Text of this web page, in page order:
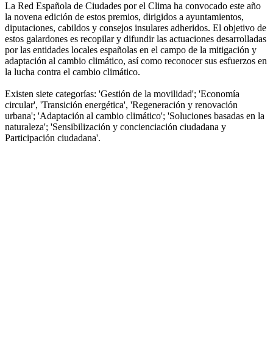
La Red Española de Ciudades por el Clima ha convocado este año
la novena edición de estos premios, dirigidos a ayuntamientos,
diputaciones, cabildos y consejos insulares adheridos. El objetivo de
estos galardones es recopilar y difundir las actuaciones desarrolladas
por las entidades locales españolas en el campo de la mitigación y
adaptación al cambio climático, así como reconocer sus esfuerzos en
la lucha contra el cambio climático.
Existen siete categorías: 'Gestión de la movilidad'; 'Economía
circular', 'Transición energética', 'Regeneración y renovación
urbana'; 'Adaptación al cambio climático'; 'Soluciones basadas en la
naturaleza'; 'Sensibilización y concienciación ciudadana y
Participación ciudadana'.